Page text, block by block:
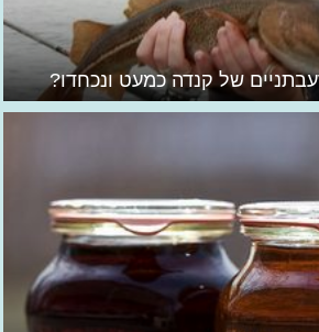
של קנדה כמעט ונכחדו?